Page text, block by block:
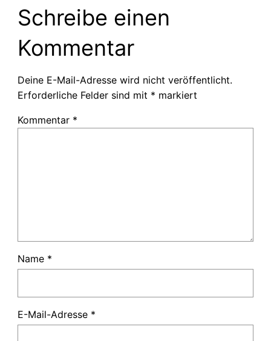
Schreibe einen
Kommentar
Deine E-Mail-Adresse wird nicht veröffentlicht.
Erforderliche Felder sind mit * markiert
Kommentar *
Name *
E-Mail-Adresse *